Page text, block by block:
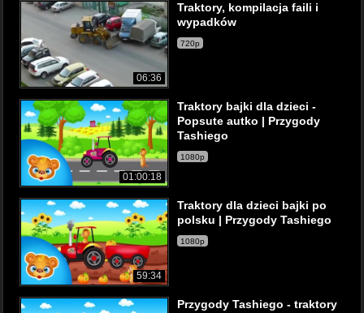
06:36
Traktory, kompilacja faili i
wypadków
720p
01:00:18
Traktory bajki dla dzieci -
Popsute autko | Przygody
Tashiego
1080p
59:34
Traktory dla dzieci bajki po
polsku | Przygody Tashiego
1080p
Przygody Tashiego - traktory